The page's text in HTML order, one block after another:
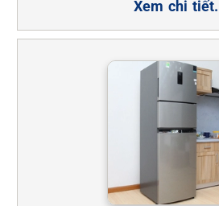
Xem chi